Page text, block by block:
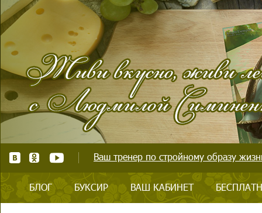
Ваш тренер по стройному образу
БЛОГ БУКСИР ВАШ КАБИНЕТ